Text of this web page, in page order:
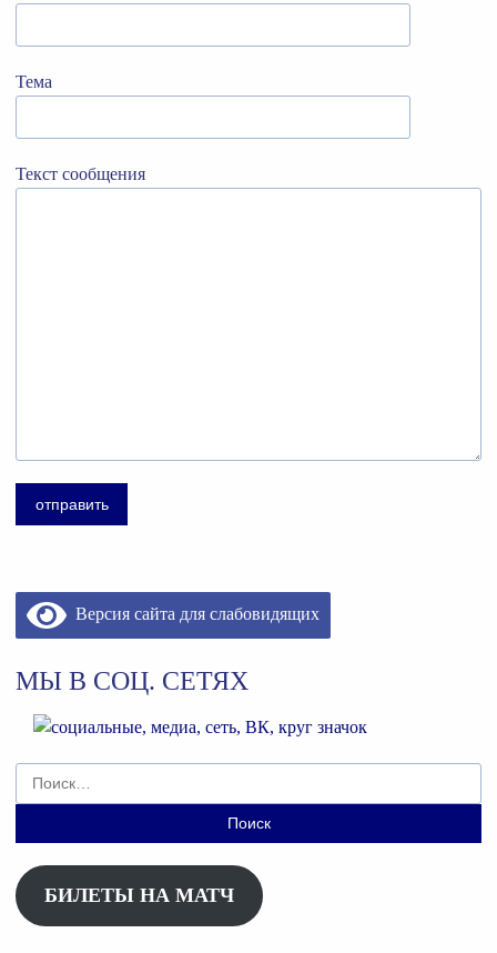
Тема
Текст сообщения
Версия сайта для слабовидящих
МЫ В СОЦ. СЕТЯХ
Найти:
БИЛЕТЫ НА МАТЧ